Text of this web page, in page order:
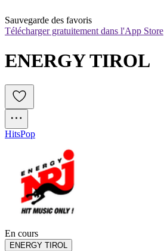
Sauvegarde des favoris
Télécharger gratuitement dans l'App Store
ENERGY TIROL
HitsPop
En cours
ENERGY TIROL